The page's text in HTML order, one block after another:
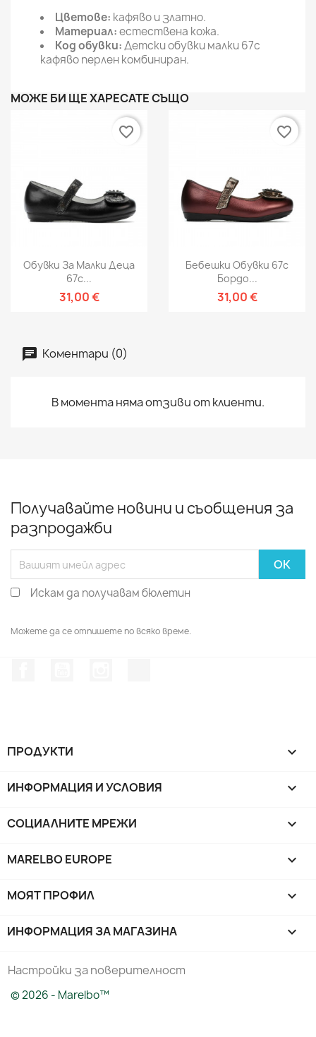
Цветове: кафяво и златно.
Материал:естествена кожа.
Код обувки:Детски обувки малки 67c
кафяво перлен комбиниран.
МОЖЕ БИ ЩЕ ХАРЕСАТЕ СЪЩО
Обувки За Малки Деца
67c...
31,00 €
favorite_border
Бебешки Обувки 67c
Бордо...
31,00 €
favorite_border
Коментари (0)
В момента няма отзиви от клиенти.
Получавайте новини и съобщения за
разпродажби
Искам да получавам бюлетин
Можете да се отпишете по всяко време.
ПРОДУКТИ 
ИНФОРМАЦИЯ И УСЛОВИЯ 
СОЦИАЛНИТЕ МРЕЖИ 
MARELBO EUROPE 
МОЯТ ПРОФИЛ 
ИНФОРМАЦИЯ ЗА МАГАЗИНА keyboard_arrow_down
Настройки за поверителност
© 2026 - Marelbo™